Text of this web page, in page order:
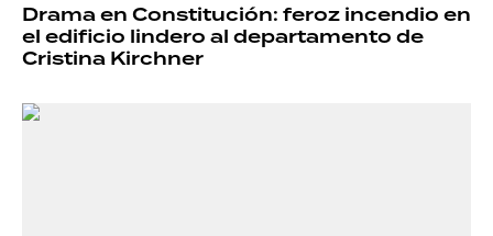
Drama en Constitución: feroz incendio en
el edificio lindero al departamento de
Cristina Kirchner